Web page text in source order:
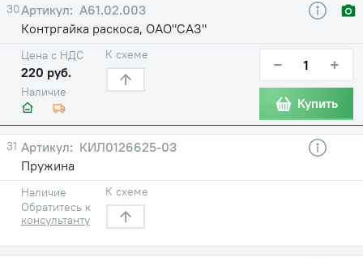
30
А61.02.003
Контргайка раскоса, ОАО"САЗ"
Наличие
Цена с НДС
220 руб.
К схеме − +
Купить
31
КИЛ0126625-03
Пружина
Наличие
Обратитесь к
консультанту
К схеме